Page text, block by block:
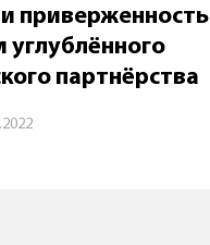
приверженность
партнёрства